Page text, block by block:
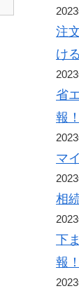
注
け
省
報！
マ
相
下
報！